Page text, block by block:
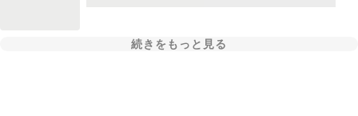
続きをもっと見る